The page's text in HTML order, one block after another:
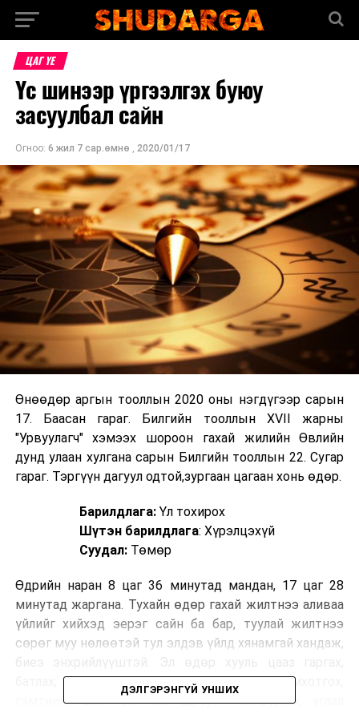
ЦАГ ҮЕ
Үс шинээр үргээлгэх буюу
засуулбал сайн
Огноо: 6 жил 7 сар.өмнө , 2020/01/17
Өнөөдөр аргын тооллын 2020 оны нэгдүгээр сарын
17. Баасан гараг. Билгийн тооллын XVII жарны
"Урвуулагч" хэмээх шороон гахай жилийн Өвлийн
дунд улаан хулгана сарын Билгийн тооллын 22. Сугар
гараг. Тэргүүн дагуул одтой,зургаан цагаан хонь өдөр.
Барилдлага: Үл тохирох
Шүтэн барилдлага: Хүрэлцэхүй
Суудал: Төмөр
Өдрийн наран 8 цаг 36 минутад мандан, 17 цаг 28
минутад жаргана. Тухайн өдөр гахай жилтнээ аливаа
үйлийг хийхэд эерэг сайн ба бар, туулай жилтнээ
сөрөг муу нөлөөтэй тул элдэв үйлд хянамгай хандаж,
батлах, хэрэглэх, хулгай дээрмийг номхотгох,
гэмтнийг шийтгэх, мал адгуус номхруулах, угаал
ДЭЛГЭРЭНГҮЙ УНШИХ